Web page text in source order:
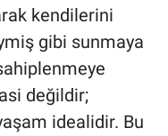
kendilerini
gibi sunmaya
değildir;
idealidir. Bu